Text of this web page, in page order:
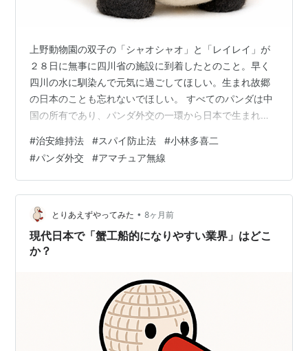
上野動物園の双子の「シャオシャオ」と「レイレイ」が
２８日に無事に四川省の施設に到着したとのこと。早く
四川の水に馴染んで元気に過ごしてほしい。生まれ故郷
の日本のことも忘れないでほしい。 すべてのパンダは中
国の所有であり、パンダ外交の一環から日本で生まれて
の二頭の返還が予定より１年早まったのは台湾有事の高
市発言によるものなのだろううか？ そんな高市政権の是
否を問う衆議院選の投票入場整理券が今日届いた。 どの
党も耳に心地よいことばかり言っている。自民党もさす
がに選挙上手だ。でもね「高市の信任を問う選挙」って
どういうこと。企業団体献金は？スパイ防止法は…
#治安維持法 #スパイ防止法 #小林多喜二
#パンダ外交 #アマチュア無線
とりあえずやってみた • 8ヶ月前
現代日本で「蟹工船的になりやすい業界」はどこ
か？